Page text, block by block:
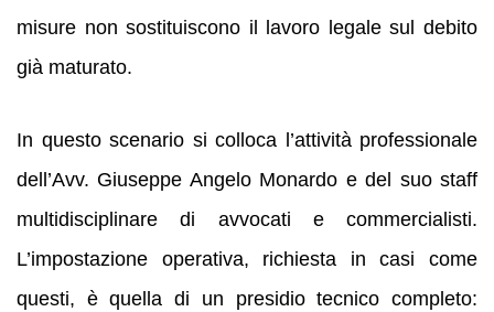
misure non sostituiscono il lavoro legale sul debito
già maturato.
In questo scenario si colloca l’attività professionale
dell’Avv. Giuseppe Angelo Monardo e del suo staff
multidisciplinare di avvocati e commercialisti.
L’impostazione operativa, richiesta in casi come
questi, è quella di un presidio tecnico completo: